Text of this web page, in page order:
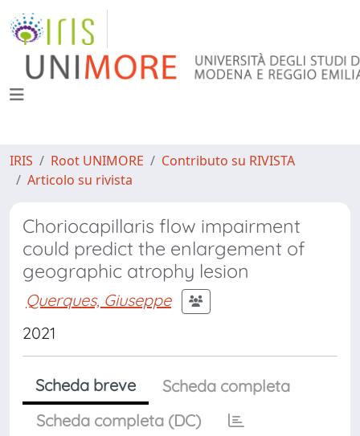
IRIS Root UNIMORE
Contributo su RIVISTA
Articolo su rivista
Choriocapillaris flow impairment
could predict the enlargement of
geographic atrophy lesion
Querques, Giuseppe
2021
Scheda breve
Scheda completa
Scheda completa (DC)